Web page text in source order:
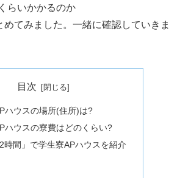
らいかかるのか
てみました。一緒に確認していきま
目次
ハウスの場所(住所)は?
ハウスの寮費はどのくらい?
時間」で学生寮APハウスを紹介